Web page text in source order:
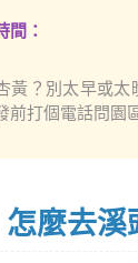
間：
黃？別太早或
前打個電話問園
麼去溪